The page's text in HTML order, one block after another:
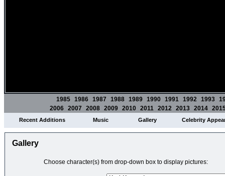
1985 1986 1987 1988 1989 1990 1991 1992 1993
2006 2007 2008 2009 2010 2011 2012 2013 2014
Recent Additions Music Gallery Celebrity
Gallery
Choose character(s) from drop-down box to display pictures: